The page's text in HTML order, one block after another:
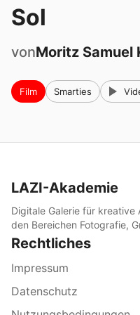
Sol
vonMoritz Samuel
Film Smarties
LAZI-Akademie
Digitale Galerie für
den Bereichen Fotografie,
Rechtliches
Impressum
Datenschutz